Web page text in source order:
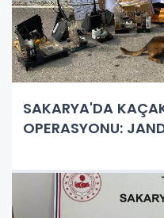
SAKARYA'DA
OPERASYONU: